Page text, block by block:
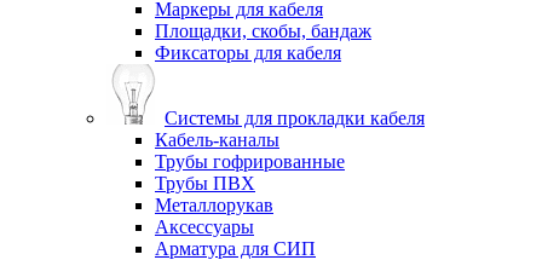
Маркеры для кабеля
Площадки, скобы, бандаж
Фиксаторы для кабеля
Системы для прокладки кабеля
Кабель-каналы
Трубы гофрированные
Трубы ПВХ
Металлорукав
Аксессуары
Арматура для СИП